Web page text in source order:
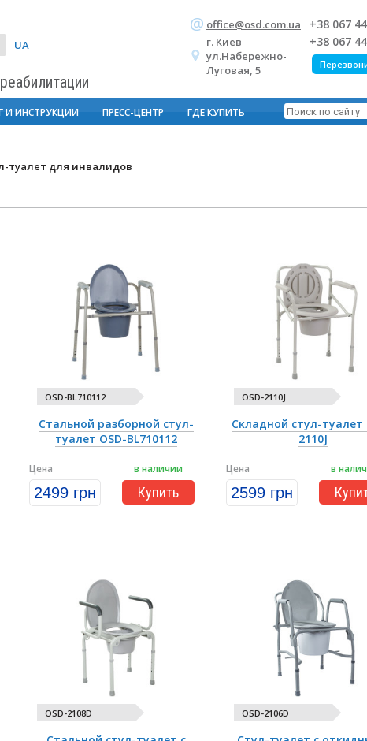
UA
+38 067
+38 067
office@osd.com.ua
г. Киев
ул.Набережно-
Луговая, 5
И ИНСТРУКЦИИ ПРЕСС-ЦЕНТР ГДЕ КУПИТЬ
туалет для инвалидов
OSD-BL710112
Стальной разборной стул-
туалет OSD-BL710112
в наличии
Купить
Цена
2499 грн
OSD-2110J
Складной стул-туалет
2110J
в
Цена
2599 грн
OSD-2108D OSD-2106D